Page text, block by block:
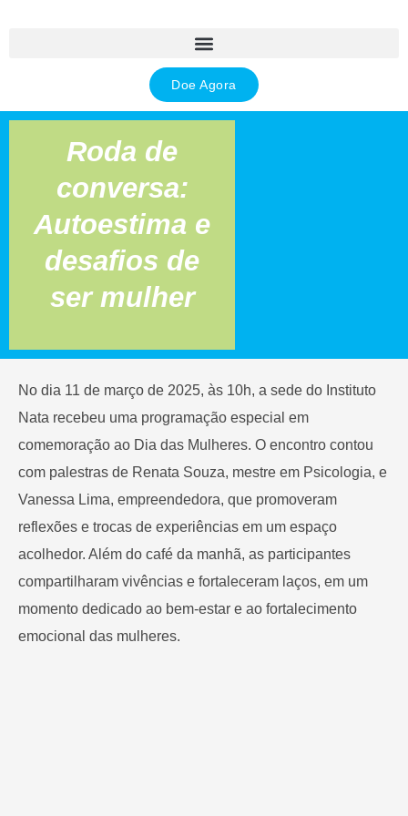
Doe Agora
Roda de
conversa:
Autoestima e
desafios de
ser mulher
No dia 11 de março de 2025, às 10h, a sede do Instituto
Nata recebeu uma programação especial em
comemoração ao Dia das Mulheres. O encontro contou
com palestras de Renata Souza, mestre em Psicologia, e
Vanessa Lima, empreendedora, que promoveram
reflexões e trocas de experiências em um espaço
acolhedor. Além do café da manhã, as participantes
compartilharam vivências e fortaleceram laços, em um
momento dedicado ao bem-estar e ao fortalecimento
emocional das mulheres.